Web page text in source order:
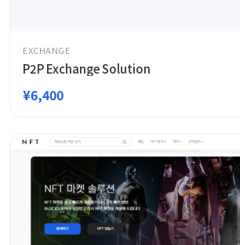
EXCHANGE
P2P Exchange Solution
¥6,400